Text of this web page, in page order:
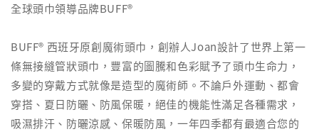
全球頭巾領導品牌BUFF®
BUFF® 西班牙原創魔術頭巾，創辦人Joan設計了世界上第一
條無接縫管狀頭巾，豐富的圖騰和色彩賦予了頭巾生命力，
多變的穿戴方式就像是造型的魔術師。不論戶外運動、都會
穿搭、夏日防曬、防風保暖，絕佳的機能性滿足各種需求，
吸濕排汗、防曬涼感、保暖防風，一年四季都有最適合您的